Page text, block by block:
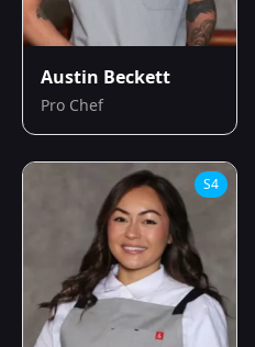
Austin Beckett
Pro Chef
S4